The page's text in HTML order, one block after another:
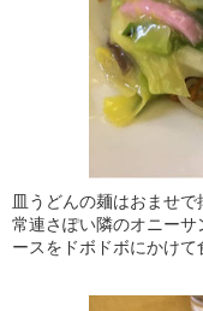
皿うどんの麺はおませで
常連さぽい隣のオニー
ースをドボドボにかけ